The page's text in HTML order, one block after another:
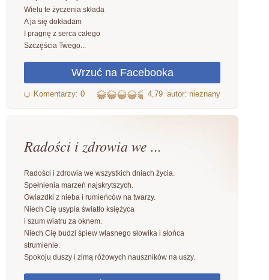
Wielu te życzenia składa
A ja się dokładam
I pragnę z serca całego
Szczęścia Twego...
4,79 autor: nieznany
Radości i zdrowia we ...
Radości i zdrowia we wszystkich dniach życia.
Spełnienia marzeń najskrytszych.
Gwiazdki z nieba i rumieńców na twarzy.
Niech Cię usypia światło księżyca
i szum wiatru za oknem.
Niech Cię budzi śpiew własnego słowika i słońca
strumienie.
Spokoju duszy i zimą różowych nauszników na uszy.